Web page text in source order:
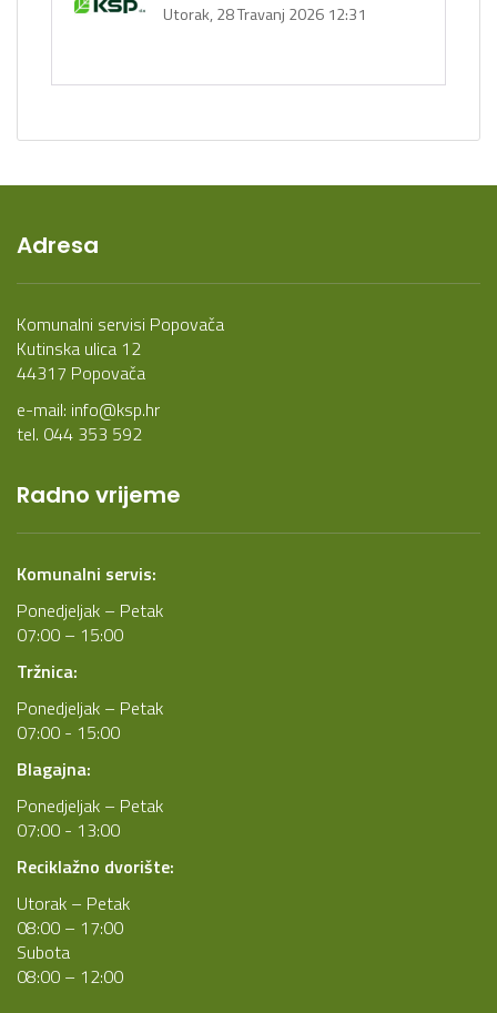
Utorak, 28 Travanj 2026 12:31
Adresa
Komunalni servisi Popovača
Kutinska ulica 12
44317 Popovača
e-mail: info@ksp.hr
tel. 044 353 592
Radno vrijeme
Komunalni servis:
Ponedjeljak – Petak
07:00 – 15:00
Tržnica:
Ponedjeljak – Petak
07:00 - 15:00
Blagajna:
Ponedjeljak – Petak
07:00 - 13:00
Reciklažno dvorište:
Utorak – Petak
08:00 – 17:00
Subota
08:00 – 12:00